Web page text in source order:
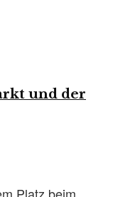
und der